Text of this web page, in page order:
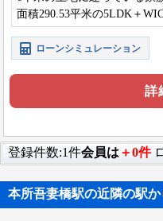
面積290.53平米の5LDK＋
ローンシミュレーション
詳
登録件数:1件会員は ＋0件
本所吾妻橋駅の近隣の駅